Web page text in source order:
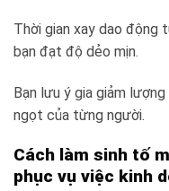
Thời gian xay dao động
bạn đạt độ dẻo mịn.
Bạn lưu ý gia giảm
ngọt của từng người.
Cách làm sinh tố
phục vụ việc kinh